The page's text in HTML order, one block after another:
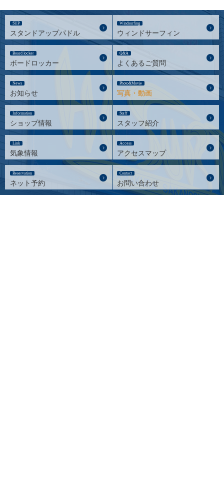
SUP
スタンドアップパドル
Windsurfing
ウィンドサーフィン
Board locker
ボードロッカー
Q&A
よくあるご質問
News
お知らせ
Photo&Movie
写真・動画
Information
ショップ情報
Staff
スタッフ紹介
Link
気象情報
Access
アクセスマップ
Reservation
ネット予約
Contact
お問い合わせ